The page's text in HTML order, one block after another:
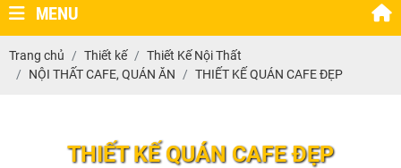
MENU
Trang chủ Thiết kế
Thiết Kế Nội Thất
NỘI THẤT CAFE, QUÁN ĂN
THIẾT KẾ QUÁN CAFE ĐẸP
THIẾT KẾ QUÁN CAFE ĐẸP